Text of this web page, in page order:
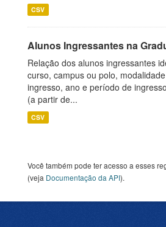
CSV
Alunos Ingressantes na
Relação dos alunos ingressantes
curso, campus ou polo,
ingresso, ano e período de
(a partir de...
CSV
Você também pode ter acesso a esses
(veja Documentação da API).